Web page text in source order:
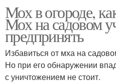
Мох в огороде,
Мох на садовом
предпринять
Избавиться от мха на
Но при его обнаружении
с уничтожением не стоит.